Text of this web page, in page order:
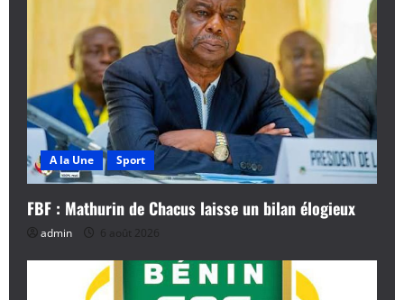
n
d
’
a
r
t
A la Une Sport
FBF : Mathurin de Chacus laisse un bilan élogieux
admin 6 août 2026